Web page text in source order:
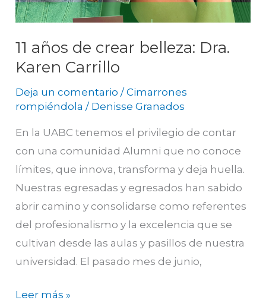
11 años de crear belleza: Dra.
Karen Carrillo
Deja un comentario /Cimarrones
rompiéndola / Denisse Granados
En la UABC tenemos el privilegio de contar
con una comunidad Alumni que no conoce
límites, que innova, transforma y deja huella.
Nuestras egresadas y egresados han sabido
abrir camino y consolidarse como referentes
del profesionalismo y la excelencia que se
cultivan desde las aulas y pasillos de nuestra
universidad. El pasado mes de junio,
Leer más »